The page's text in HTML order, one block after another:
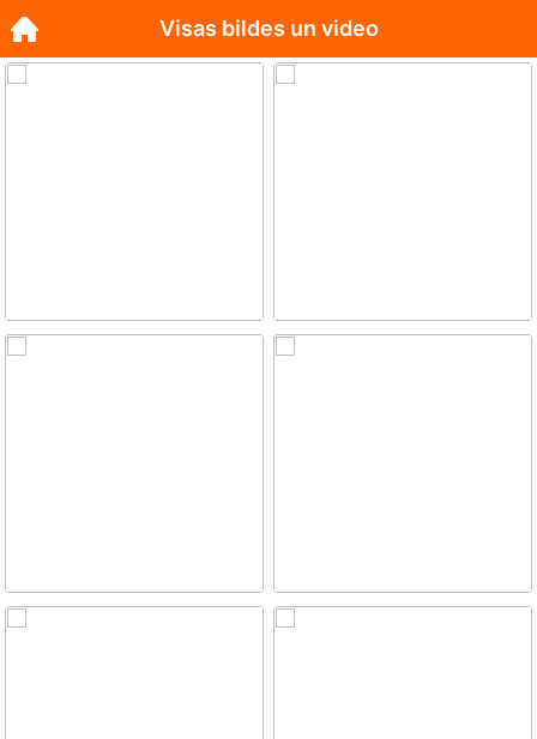
Visas bildes un video